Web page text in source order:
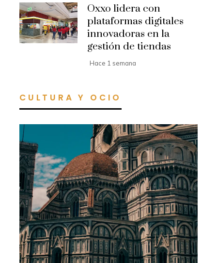
Oxxo lidera con
plataformas digitales
innovadoras en la
gestión de tiendas
Hace 1 semana
CULTURA Y OCIO